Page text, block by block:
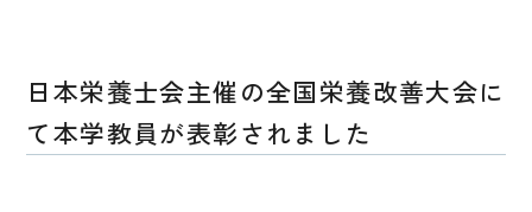
日本栄養士会主催の全国栄養改善大会に
て本学教員が表彰されました